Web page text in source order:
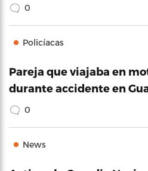
0
Policíacas
Pareja que viajaba en
durante accidente en
0
News